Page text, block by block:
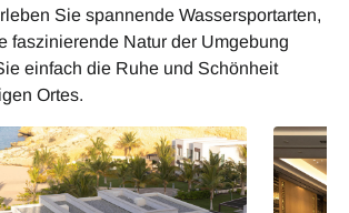
Sie spannende Wassersportarten,
faszinierende Natur der Umgebung
einfach die Ruhe und Schönheit
Ortes.